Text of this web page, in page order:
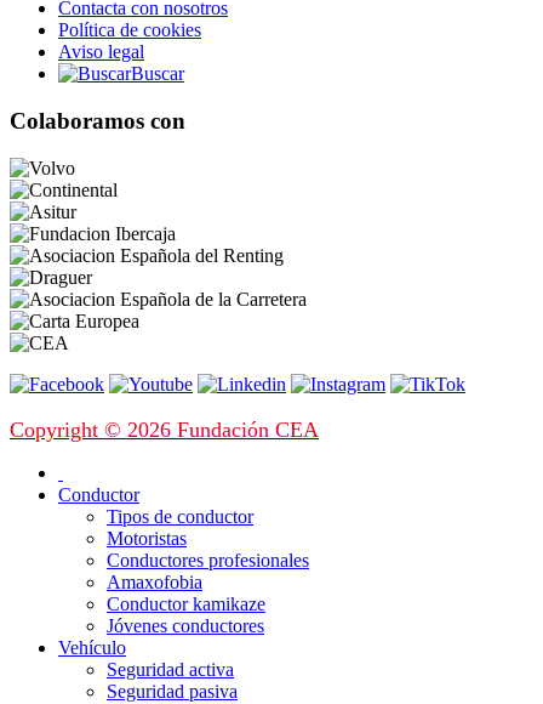
Contacta con nosotros
Política de cookies
Aviso legal
Buscar
Colaboramos con
Copyright © 2026 Fundación CEA
Conductor
Tipos de conductor
Motoristas
Conductores profesionales
Amaxofobia
Conductor kamikaze
Jóvenes conductores
Vehículo
Seguridad activa
Seguridad pasiva